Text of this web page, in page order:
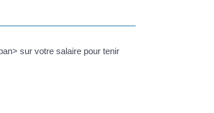
sur votre salaire pour tenir